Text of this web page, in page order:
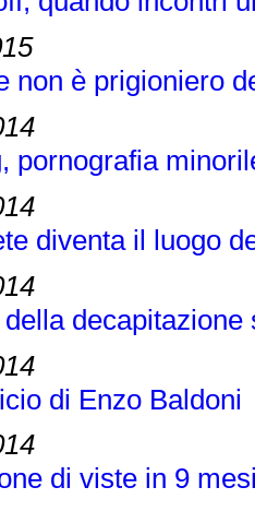
non è prigioniero
pornografia
diventa il luogo
di Enzo Baldoni
di viste in 9